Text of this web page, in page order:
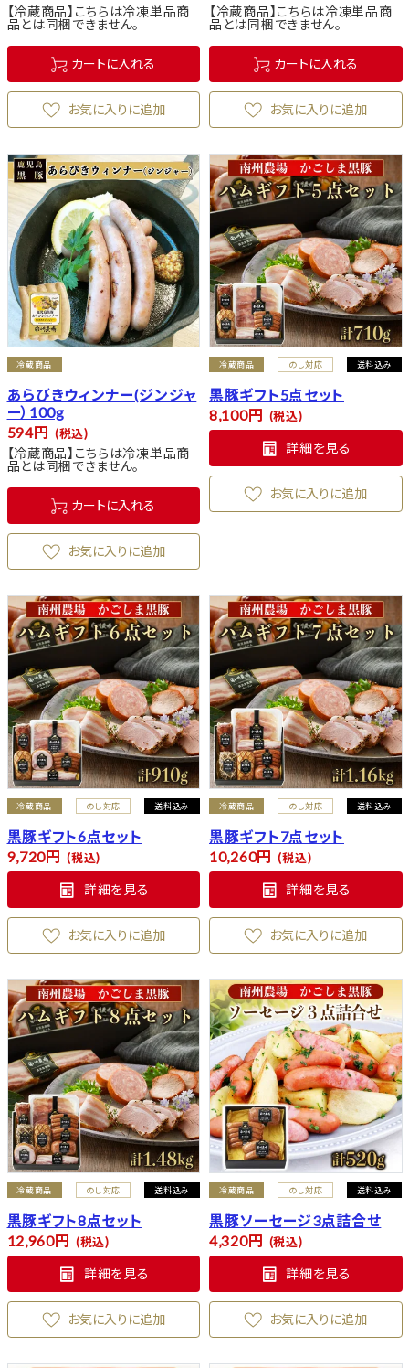
【冷蔵商品】こちらは冷凍単品商
品とは同梱できません。
カートに入れる
お気に入りに追加
【冷蔵商品】こちらは冷凍単品商
品とは同梱できません。
カートに入れる
お気に入りに追加
冷蔵商品
あらびきウィンナー(ジンジャ
ー）100g
594 税込
【冷蔵商品】こちらは冷凍単品商
品とは同梱できません。
カートに入れる
お気に入りに追加
冷蔵商品 のし対応 送料込み
黒豚ギフト5点セット
8,100 税込
詳細を見る
お気に入りに追加
冷蔵商品 のし対応 送料込み
黒豚ギフト6点セット
9,720 税込
詳細を見る
お気に入りに追加
冷蔵商品 のし対応 送料込み
黒豚ギフト7点セット
10,260 税込
詳細を見る
お気に入りに追加
冷蔵商品 のし対応 送料込み
黒豚ギフト8点セット
12,960 税込
詳細を見る
お気に入りに追加
冷蔵商品 のし対応 送料込み
黒豚ソーセージ3点詰合せ
4,320 税込
詳細を見る
お気に入りに追加